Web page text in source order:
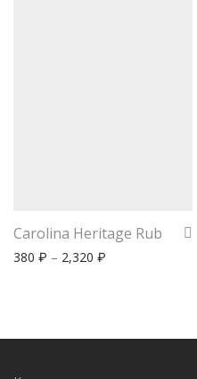
Carolina Heritage Rub
380 ₽ – 2,320 ₽